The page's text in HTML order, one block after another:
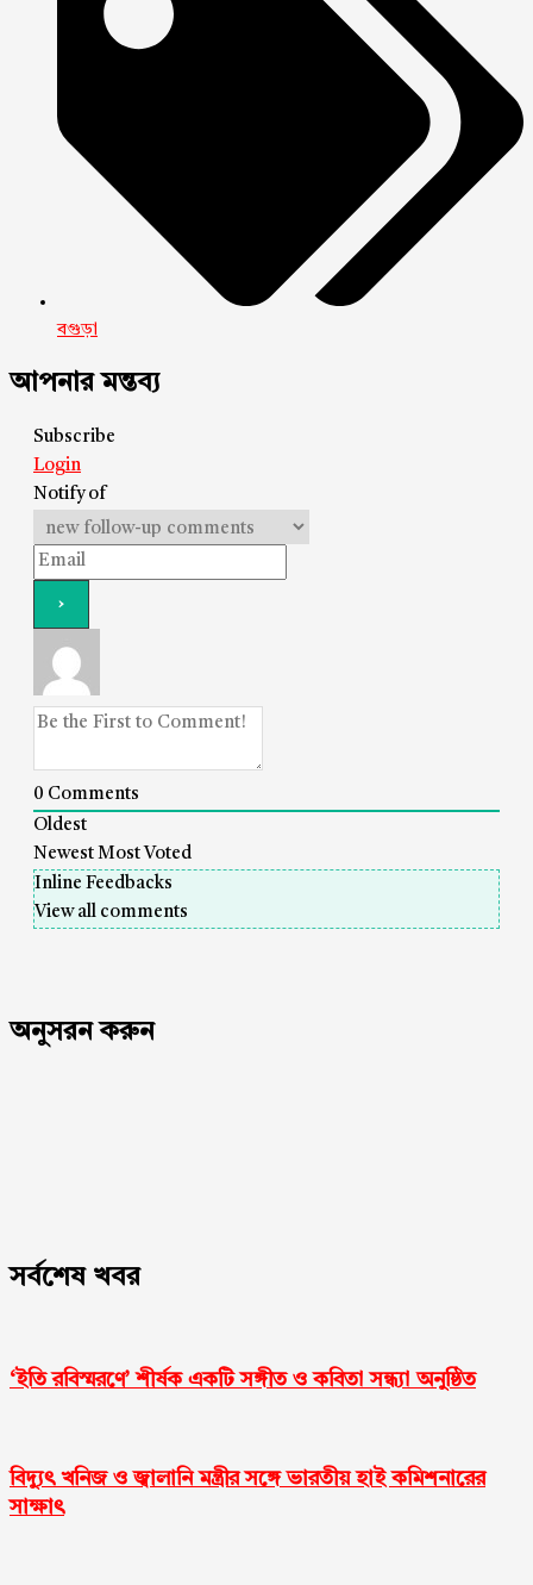
বগুড়া
আপনার মন্তব্য
Subscribe
Login
Notify of
0 Comments
Oldest
Newest Most Voted
Inline Feedbacks
View all comments
অনুসরন করুন
সর্বশেষ খবর
‘ইতি রবিস্মরণে’ শীর্ষক একটি সঙ্গীত ও কবিতা সন্ধ্যা অনুষ্ঠিত
বিদ্যুৎ খনিজ ও জ্বালানি মন্ত্রীর সঙ্গে ভারতীয় হাই কমিশনারের
সাক্ষাৎ